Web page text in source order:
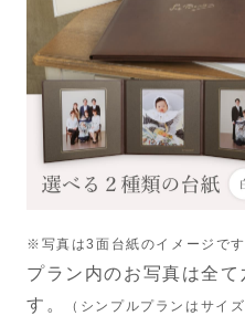
※写真は3面台紙のイメージです
プラン内のお写真は全て
す。
（シンプルプランはサイ